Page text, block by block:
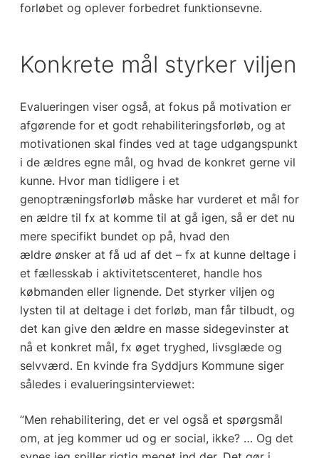
forløbet og oplever forbedret funktionsevne.
Konkrete mål styrker viljen
Evalueringen viser også, at fokus på motivation er
afgørende for et godt rehabiliteringsforløb, og at
motivationen skal findes ved at tage udgangspunkt
i de ældres egne mål, og hvad de konkret gerne vil
kunne. Hvor man tidligere i et
genoptræningsforløb måske har vurderet et mål for
en ældre til fx at komme til at gå igen, så er det nu
mere specifikt bundet op på, hvad den
ældre ønsker at få ud af det – fx at kunne deltage i
et fællesskab i aktivitetscenteret, handle hos
købmanden eller lignende. Det styrker viljen og
lysten til at deltage i det forløb, man får tilbudt, og
det kan give den ældre en masse sidegevinster at
nå et konkret mål, fx øget tryghed, livsglæde og
selvværd. En kvinde fra Syddjurs Kommune siger
således i evalueringsinterviewet:
”Men rehabilitering, det er vel også et spørgsmål
om, at jeg kommer ud og er social, ikke? … Og det